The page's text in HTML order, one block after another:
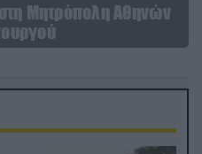
Μητρόπολη Αθηνών